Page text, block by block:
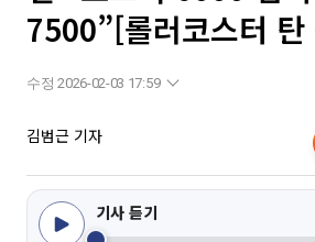
7500”[롤러코스터 탄
수정 2026-02-03 17:59
김범근 기자
기사 듣기